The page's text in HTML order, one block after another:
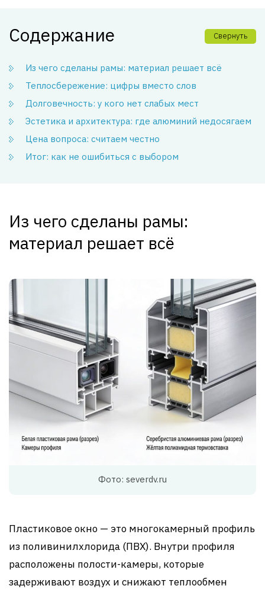
Содержание Свернуть
Из чего сделаны рамы: материал решает всё
Теплосбережение: цифры вместо слов
Долговечность: у кого нет слабых мест
Эстетика и архитектура: где алюминий недосягаем
Цена вопроса: считаем честно
Итог: как не ошибиться с выбором
Из чего сделаны рамы:
материал решает всё
Фото: severdv.ru
Пластиковое окно — это многокамерный профиль
из поливинилхлорида (ПВХ). Внутри профиля
расположены полости-камеры, которые
задерживают воздух и снижают теплообмен